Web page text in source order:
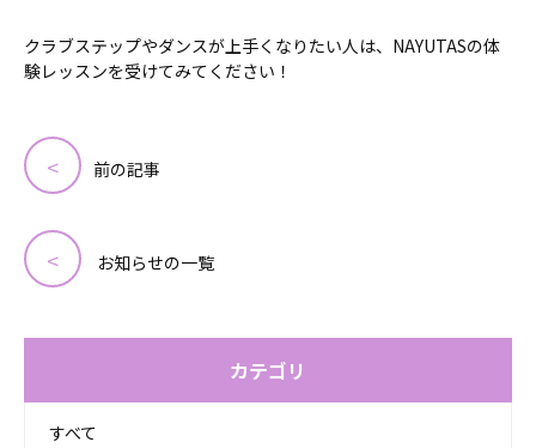
クラブステップやダンスが上手くなりたい人は、NAYUTASの体
験レッスンを受けてみてください！
投
稿
ビ
ゲ
ョ
前の記事
お知らせの一覧
カテゴリ
すべて